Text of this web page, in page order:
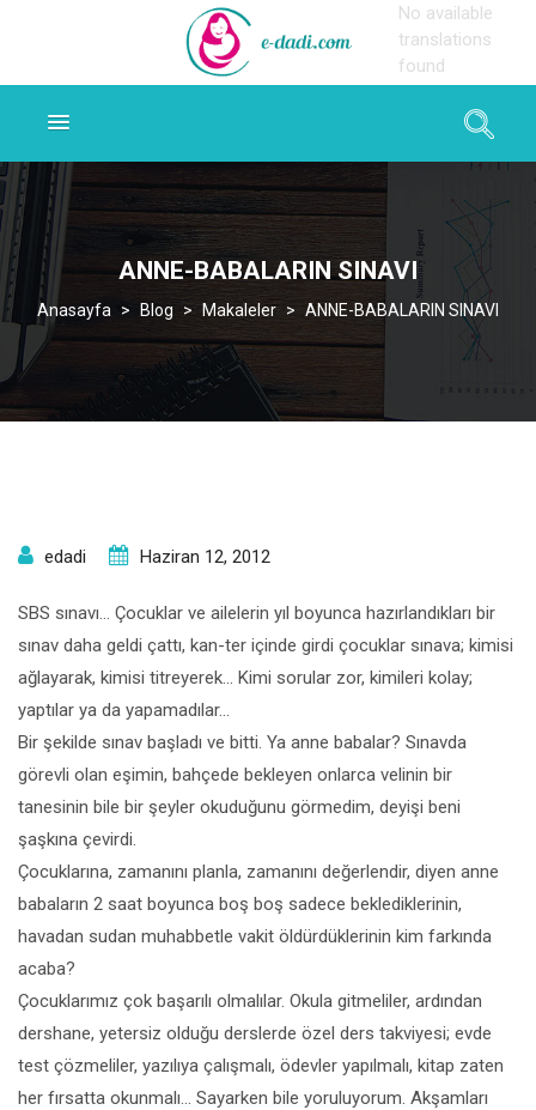
ANNE-BABALARIN SINAVI
> Blog > Makaleler > ANNE-BABALARIN SINAVI
edadi Haziran 12, 2012
SBS sınavı… Çocuklar ve ailelerin yıl boyunca hazırlandıkları bir
sınav daha geldi çattı, kan-ter içinde girdi çocuklar sınava; kimisi
ağlayarak, kimisi titreyerek… Kimi sorular zor, kimileri kolay;
yaptılar ya da yapamadılar…
Bir şekilde sınav başladı ve bitti. Ya anne babalar? Sınavda
görevli olan eşimin, bahçede bekleyen onlarca velinin bir
tanesinin bile bir şeyler okuduğunu görmedim, deyişi beni
şaşkına çevirdi.
Çocuklarına, zamanını planla, zamanını değerlendir, diyen anne
babaların 2 saat boyunca boş boş sadece beklediklerinin,
havadan sudan muhabbetle vakit öldürdüklerinin kim farkında
acaba?
Çocuklarımız çok başarılı olmalılar. Okula gitmeliler, ardından
dershane, yetersiz olduğu derslerde özel ders takviyesi; evde
test çözmeliler, yazılıya çalışmalı, ödevler yapılmalı, kitap zaten
her fırsatta okunmalı… Sayarken bile yoruluyorum. Akşamları
No available
translations
found